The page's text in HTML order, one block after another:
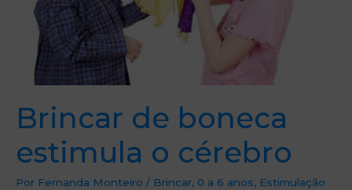
Brincar de boneca
estimula o cérebro
Por Fernanda Monteiro / Brincar, 0 a 6 anos, Estimulação